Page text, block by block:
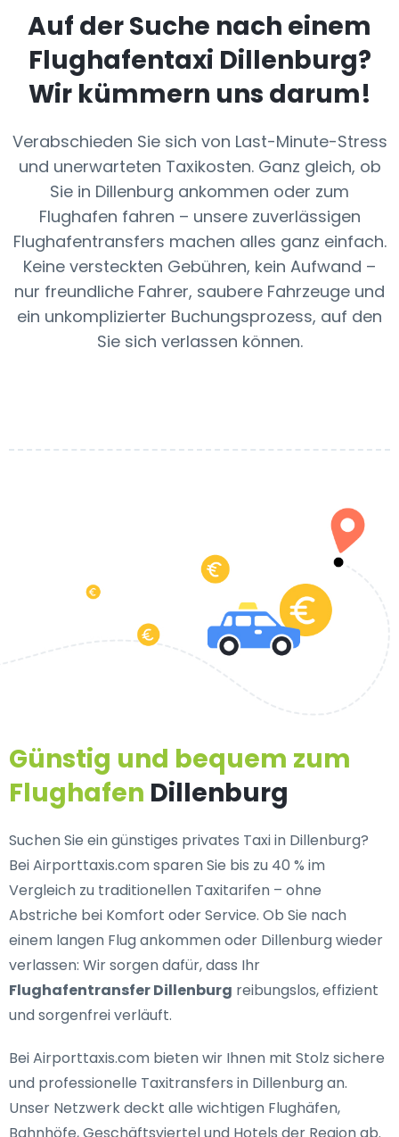
Auf der Suche nach einem
Flughafentaxi Dillenburg?
Wir kümmern uns darum!
Verabschieden Sie sich von Last-Minute-Stress
und unerwarteten Taxikosten. Ganz gleich, ob
Sie in Dillenburg ankommen oder zum
Flughafen fahren – unsere zuverlässigen
Flughafentransfers machen alles ganz einfach.
Keine versteckten Gebühren, kein Aufwand –
nur freundliche Fahrer, saubere Fahrzeuge und
ein unkomplizierter Buchungsprozess, auf den
Sie sich verlassen können.
Günstig und bequem zum
Flughafen Dillenburg
Suchen Sie eingünstiges privates Taxi in Dillenburg?
Bei Airporttaxis.com sparen Sie bis zu 40 % im
Vergleich zu traditionellen Taxitarifen – ohne
Abstriche bei Komfort oder Service. Ob Sie nach
einem langen Flug ankommen oder Dillenburg wieder
verlassen: Wir sorgen dafür, dass Ihr
Flughafentransfer Dillenburg reibungslos, effizient
und sorgenfrei verläuft.
Bei Airporttaxis.com bieten wir Ihnen mit Stolz sichere
und professionelle Taxitransfers in Dillenburgan.
Unser Netzwerk deckt alle wichtigen Flughäfen,